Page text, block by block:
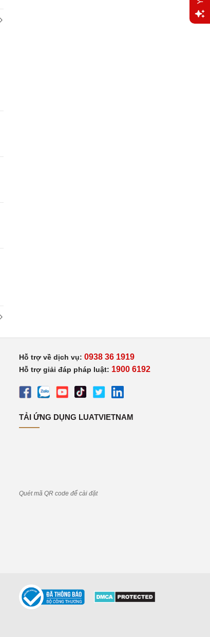
Hỗ trợ về dịch vụ: 0938 36 1919
Hỗ trợ giải đáp pháp luật: 1900 6192
TẢI ỨNG DỤNG LUATVIETNAM
Quét mã QR code để cài đặt